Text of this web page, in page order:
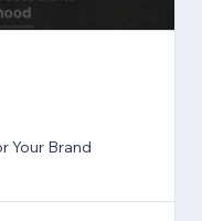
Your Brand